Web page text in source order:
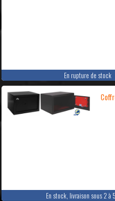
En rupture de
En stock, livraison sous 2